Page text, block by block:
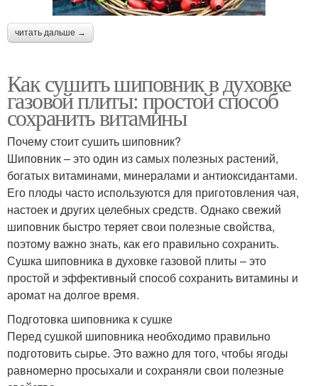
читать дальше →
Как сушить шиповник в духовке
газовой плиты: простой способ
сохранить витамины
Почему стоит сушить шиповник?
Шиповник – это один из самых полезных растений,
богатых витаминами, минералами и антиоксидантами.
Его плоды часто используются для приготовления чая,
настоек и других целебных средств. Однако свежий
шиповник быстро теряет свои полезные свойства,
поэтому важно знать, как его правильно сохранить.
Сушка шиповника в духовке газовой плиты – это
простой и эффективный способ сохранить витамины и
аромат на долгое время.
Подготовка шиповника к сушке
Перед сушкой шиповника необходимо правильно
подготовить сырье. Это важно для того, чтобы ягоды
равномерно просыхали и сохраняли свои полезные